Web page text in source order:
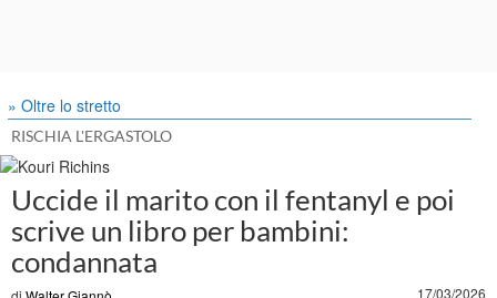
» Oltre lo stretto
RISCHIA L'ERGASTOLO
Uccide il marito con il fentanyl e poi
scrive un libro per bambini:
condannata
17/03/2026